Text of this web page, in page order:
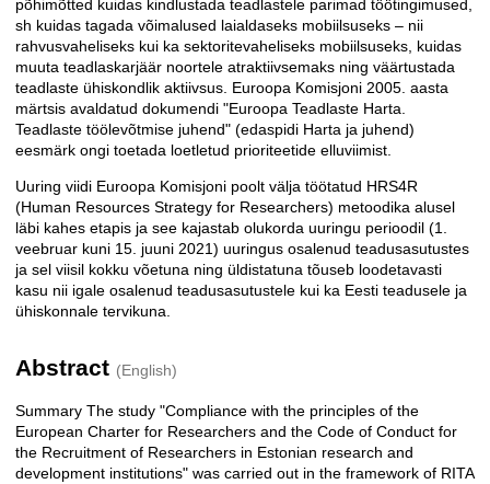
põhimõtted kuidas kindlustada teadlastele parimad töötingimused,
sh kuidas tagada võimalused laialdaseks mobiilsuseks – nii
rahvusvaheliseks kui ka sektoritevaheliseks mobiilsuseks, kuidas
muuta teadlaskarjäär noortele atraktiivsemaks ning väärtustada
teadlaste ühiskondlik aktiivsus. Euroopa Komisjoni 2005. aasta
märtsis avaldatud dokumendi "Euroopa Teadlaste Harta.
Teadlaste töölevõtmise juhend" (edaspidi Harta ja juhend)
eesmärk ongi toetada loetletud prioriteetide elluviimist.
Uuring viidi Euroopa Komisjoni poolt välja töötatud HRS4R
(Human Resources Strategy for Researchers) metoodika alusel
läbi kahes etapis ja see kajastab olukorda uuringu perioodil (1.
veebruar kuni 15. juuni 2021) uuringus osalenud teadusasutustes
ja sel viisil kokku võetuna ning üldistatuna tõuseb loodetavasti
kasu nii igale osalenud teadusasutustele kui ka Eesti teadusele ja
ühiskonnale tervikuna.
Abstract (English)
Summary The study "Compliance with the principles of the
European Charter for Researchers and the Code of Conduct for
the Recruitment of Researchers in Estonian research and
development institutions" was carried out in the framework of RITA